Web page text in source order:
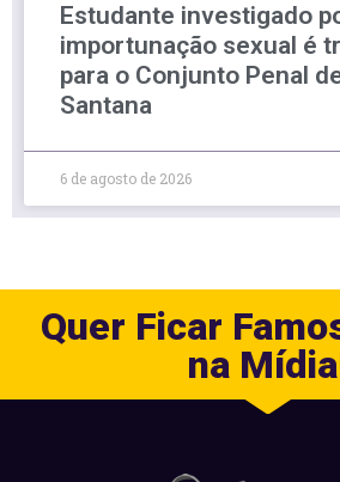
Estudante investigado
importunação sexual é
para o Conjunto Penal
Santana
6 de agosto de 2026
Quer Ficar
na